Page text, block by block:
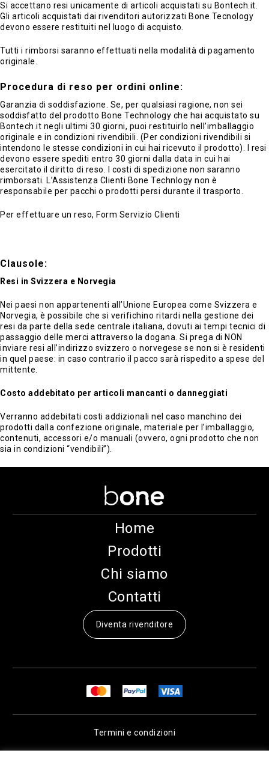
Si accettano resi unicamente di articoli acquistati su Bontech.it.
Gli articoli acquistati dai rivenditori autorizzati Bone Tecnology
devono essere restituiti nel luogo di acquisto.
Tutti i rimborsi saranno effettuati nella modalità di pagamento
originale.
Procedura di reso per ordini online:
Garanzia di soddisfazione. Se, per qualsiasi ragione, non sei
soddisfatto del prodotto Bone Technology che hai acquistato su
Bontech.it negli ultimi 30 giorni, puoi restituirlo nell’imballaggio
originale e in condizioni rivendibili. (Per condizioni rivendibili si
intendono le stesse condizioni in cui hai ricevuto il prodotto). I resi
devono essere spediti entro 30 giorni dalla data in cui hai
esercitato il diritto di reso. I costi di spedizione non saranno
rimborsati. L’Assistenza Clienti Bone Technlogy non è
responsabile per pacchi o prodotti persi durante il trasporto.
Per effettuare un reso, Form Servizio Clienti
Clausole:
Resi in Svizzera e Norvegia
Nei paesi non appartenenti all’Unione Europea come Svizzera e
Norvegia, è possibile che si verifichino ritardi nella gestione dei
resi da parte della sede centrale italiana, dovuti ai tempi tecnici di
passaggio delle merci attraverso la dogana. Si prega di NON
inviare resi all’indirizzo svizzero o norvegese se non si è residenti
in quel paese: in caso contrario il pacco sarà rispedito a spese del
mittente.
Costo addebitato per articoli mancanti o danneggiati
Verranno addebitati costi addizionali nel caso manchino dei
prodotti dalla confezione originale, materiale per l’imballaggio,
contenuti, accessori e/o manuali (ovvero, ogni prodotto che non
sia in condizioni “vendibili”).
Home
Prodotti
Chi siamo
Contatti
Diventa rivenditore
Termini e condizioni